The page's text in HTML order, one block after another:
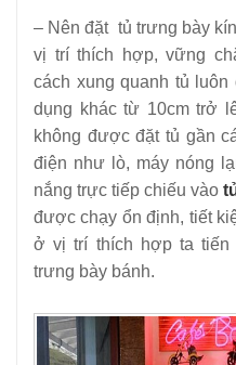
– Nên đặt tủ trưng bày
vị trí thích hợp, vững
cách xung quanh tủ
dụng khác từ 10cm trở
không được đặt tủ gần
điện như lò, máy nóng
nắng trực tiếp chiếu vào
được chạy ổn định, tiết
ở vị trí thích hợp ta tiến
trưng bày bánh.